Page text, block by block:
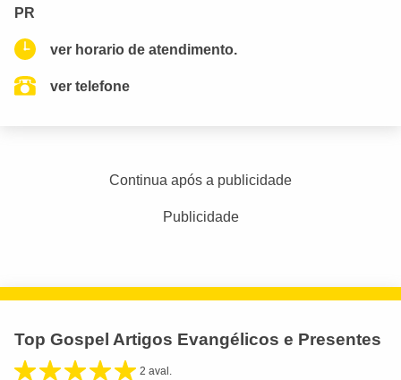
PR
ver horario de atendimento.
ver telefone
Continua após a publicidade
Publicidade
Top Gospel Artigos Evangélicos e Presentes
2 aval.